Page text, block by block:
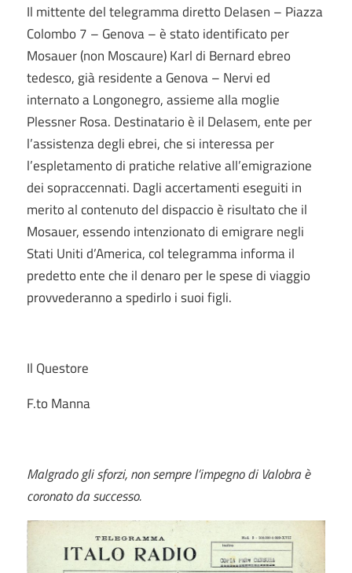
Il mittente del telegramma diretto Delasen – Piazza
Colombo 7 – Genova – è stato identificato per
Mosauer (non Moscaure) Karl di Bernard ebreo
tedesco, già residente a Genova – Nervi ed
internato a Longonegro, assieme alla moglie
Plessner Rosa. Destinatario è il Delasem, ente per
l’assistenza degli ebrei, che si interessa per
l’espletamento di pratiche relative all’emigrazione
dei sopraccennati. Dagli accertamenti eseguiti in
merito al contenuto del dispaccio è risultato che il
Mosauer, essendo intenzionato di emigrare negli
Stati Uniti d’America, col telegramma informa il
predetto ente che il denaro per le spese di viaggio
provvederanno a spedirlo i suoi figli.
Il Questore
F.to Manna
Malgrado gli sforzi, non sempre l’impegno di Valobra è
coronato da successo.